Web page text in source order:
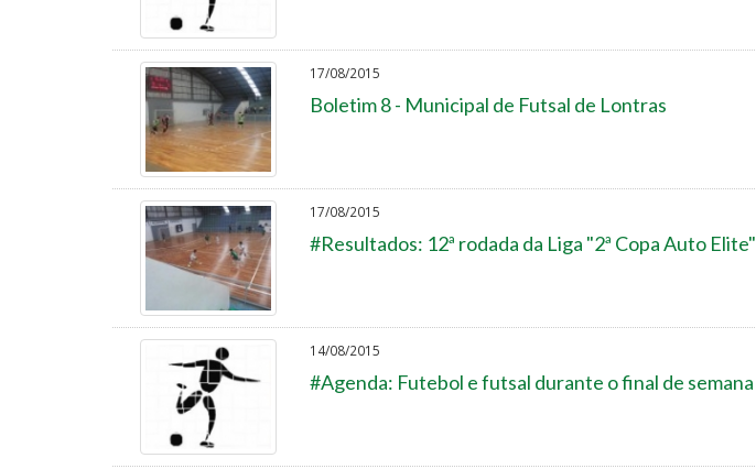
17/08/2015
Boletim 8 - Municipal de Futsal de Lontras
17/08/2015
#Resultados: 12ª rodada da Liga "2ª Copa Auto Elite"
14/08/2015
#Agenda: Futebol e futsal durante o final de semana